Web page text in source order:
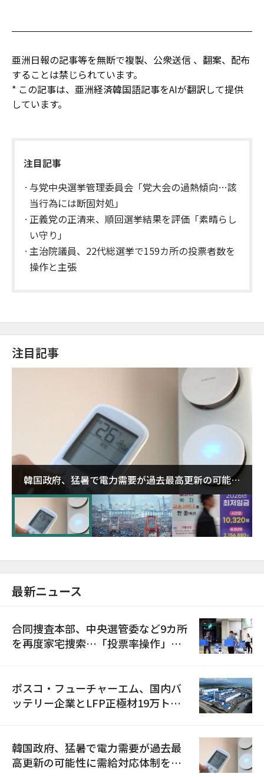
亜洲日報の記事等を無断で複製、公衆送信 、翻案、配布
することは禁じられています。
* この記事は、亜洲経済韓国語記事をAIが翻訳して提供
しています。
注目記事
与党中央選挙管理委員会「党大会の過熱傾向…該
当行為には断固対処」
正義党の正清来、順回選挙結果を評価「素晴らし
い守り」
主治院議員、22代総選挙で159カ所の投票者数を
操作と主張
注目記事
韓国政府、猛暑で電力需要が過去最高更新の可能性
に需給対応体制を点検
最新ニュース
合同捜査本部、中央選管委など9カ所
を再度家宅捜索…「投票率操作」の
ポスコ・フューチャーエム、国内バ
ッテリー企業とLFP正極材19万トン
韓国政府、猛暑で電力需要が過去最
高更新の可能性に需給対応体制を点